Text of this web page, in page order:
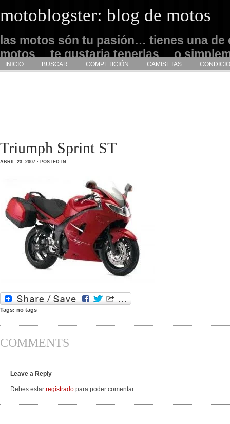
motoblogster: blog de motos
las motos són tu pasión… tienes una de
motos… te gustaria tenerlas… o
admirarlas… este es tu sitio
INICIO BUSCAR COMPETICIÓN CAMISETAS
Triumph Sprint ST
ABRIL 23, 2007 · POSTED IN
Tags: no tags
COMMENTS
Leave a Reply
Debes estar registrado para poder comentar.